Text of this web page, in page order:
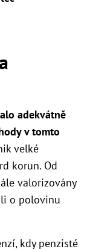
adekvátně
v tomto
velké
korun. Od
valorizovány
o polovinu
kdy penzisté